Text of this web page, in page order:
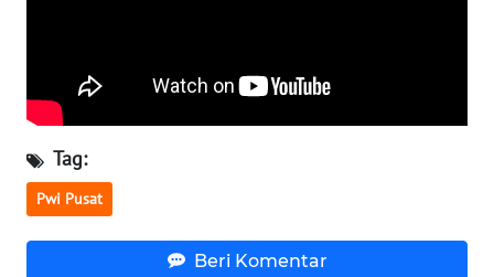
Tag:
Pwi Pusat
Beri Komentar
WN
WN
SUMSEL